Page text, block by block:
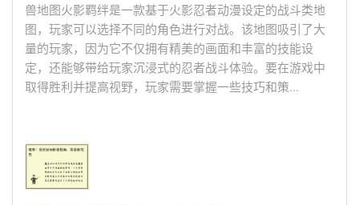
兽地图火影羁绊是一款基于火影忍者动漫设定的战斗类地
图，玩家可以选择不同的角色进行对战。该地图吸引了大
量的玩家，因为它不仅拥有精美的画面和丰富的技能设
定，还能够带给玩家沉浸式的忍者战斗体验。要在游戏中
取得胜利并提高视野，玩家需要掌握一些技巧和策...